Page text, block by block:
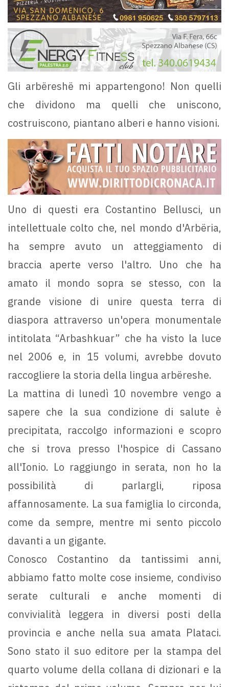
Gli arbëreshë mi appartengono! Non quelli
che dividono ma quelli che uniscono,
costruiscono, piantano alberi e hanno visioni.
Uno di questi era Costantino Bellusci, un
intellettuale colto che, nel mondo d'Arbëria,
ha sempre avuto un atteggiamento di
braccia aperte verso l'altro. Uno che ha
amato il mondo sopra se stesso, con la
grande visione di unire questa terra di
diaspora attraverso un'opera monumentale
intitolata “Arbashkuar” che ha visto la luce
nel 2006 e, in 15 volumi, avrebbe dovuto
raccogliere la storia della lingua arbëreshe.
La mattina di lunedì 10 novembre vengo a
sapere che la sua condizione di salute è
precipitata, raccolgo informazioni e scopro
che si trova presso l'hospice di Cassano
all'Ionio. Lo raggiungo in serata, non ho la
possibilità di parlargli, riposa
affannosamente. La sua famiglia lo circonda,
come da sempre, mentre mi sento piccolo
davanti a un gigante.
Conosco Costantino da tantissimi anni,
abbiamo fatto molte cose insieme, condiviso
serate culturali e anche momenti di
convivialità leggera in diversi posti della
provincia e anche nella sua amata Plataci.
Sono stato il suo editore per la stampa del
quarto volume della collana di dizionari e la